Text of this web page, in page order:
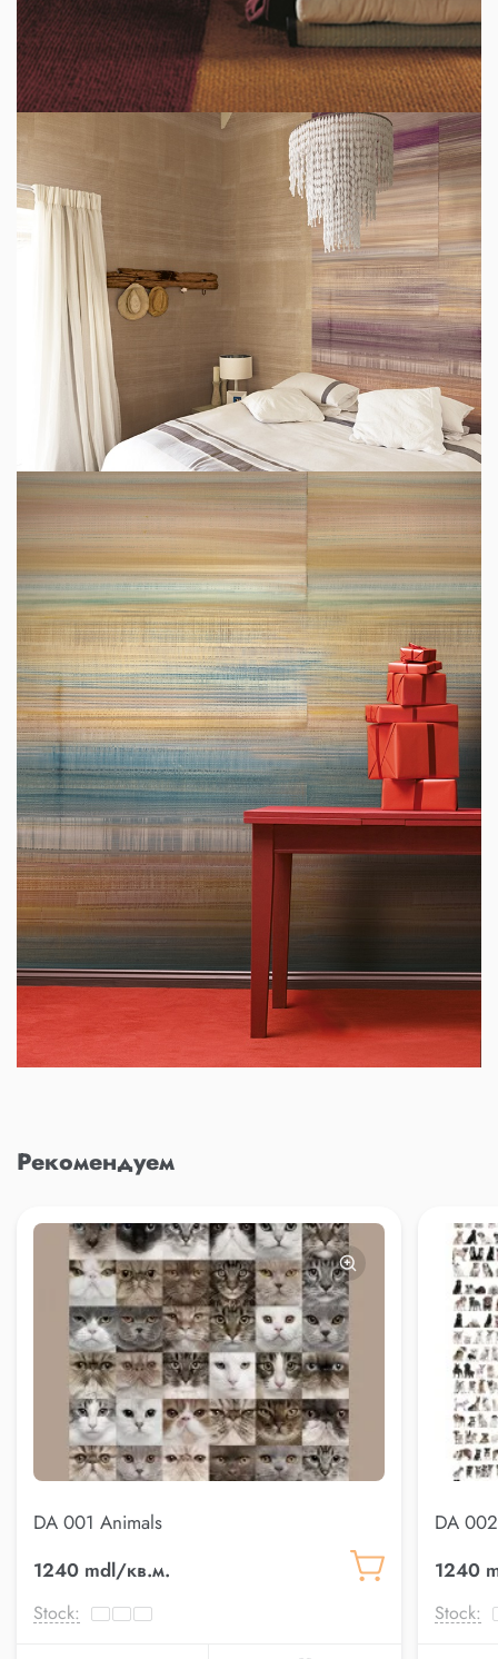
Рекомендуем
DA 001 Animals
1240 mdl/кв.м.
Stock:
DA
1240
Stock: